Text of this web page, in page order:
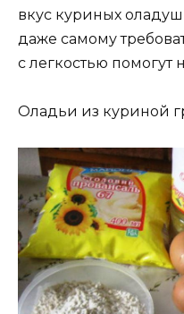
вкус куриных
даже самому
с легкостью помогут
Оладьи из куриной